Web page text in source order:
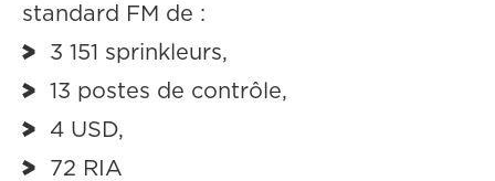
standard FM de :
3 151 sprinkleurs,
13 postes de contrôle,
4 USD,
72 RIA